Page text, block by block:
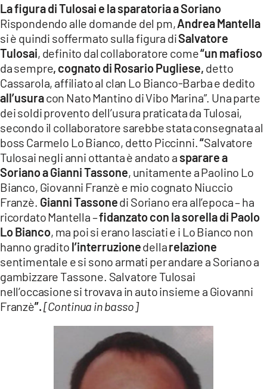
La figura di Tulosai e la sparatoria a Soriano
Rispondendo alle domande del pm,Andrea Mantella
si è quindi soffermato sulla figura diSalvatore
Tulosai, definito dal collaboratore come“un mafioso
da sempre, cognato di Rosario Pugliese, detto
Cassarola, affiliato al clan Lo Bianco-Barba e dedito
all’usuracon Nato Mantino di Vibo Marina”. Una parte
dei soldi provento dell’usura praticata da Tulosai,
secondo il collaboratore sarebbe stata consegnata al
boss Carmelo Lo Bianco, detto Piccinni.“Salvatore
Tulosai negli anni ottanta è andato a sparare a
Soriano a Gianni Tassone, unitamente a Paolino Lo
Bianco, Giovanni Franzè e mio cognato Niuccio
Franzè. Gianni Tassonedi Soriano era all’epoca – ha
ricordato Mantella –fidanzato con la sorella di Paolo
Lo Bianco, ma poi si erano lasciati e i Lo Bianco non
hanno gradito l’interruzionedellarelazione
sentimentale e si sono armati per andare a Soriano a
gambizzare Tassone. Salvatore Tulosai
nell’occasione si trovava in auto insieme a Giovanni
Franzè”.[Continua in basso]